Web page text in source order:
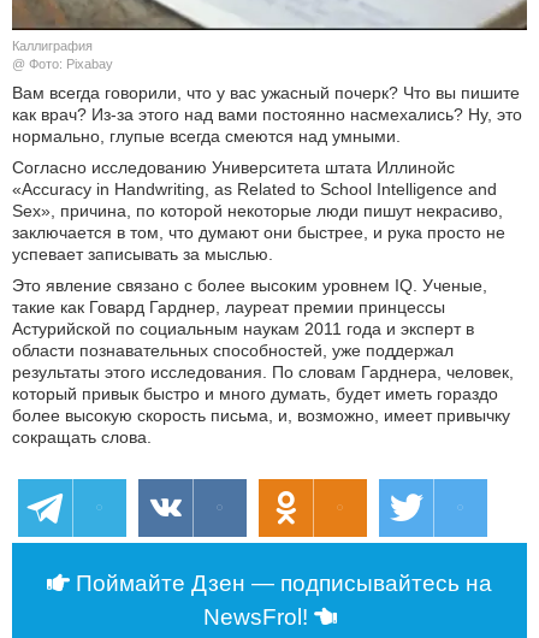
АВТО И МОТО
БЛОГ
Каллиграфия
@ Фото: Pixabay
Вам всегда говорили, что у вас ужасный почерк? Что вы пишите
как врач? Из-за этого над вами постоянно насмехались? Ну, это
нормально, глупые всегда смеются над умными.
Согласно исследованию Университета штата Иллинойс
«Accuracy in Handwriting, as Related to School Intelligence and
Sex», причина, по которой некоторые люди пишут некрасиво,
заключается в том, что думают они быстрее, и рука просто не
успевает записывать за мыслью.
Это явление связано с более высоким уровнем IQ. Ученые,
такие как Говард Гарднер, лауреат премии принцессы
Астурийской по социальным наукам 2011 года и эксперт в
области познавательных способностей, уже поддержал
результаты этого исследования. По словам Гарднера, человек,
который привык быстро и много думать, будет иметь гораздо
более высокую скорость письма, и, возможно, имеет привычку
сокращать слова.
Поймайте Дзен — подписывайтесь на
NewsFrol!